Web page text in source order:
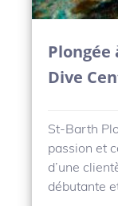
Plongée
Dive
St-Barth
passion et
d’une
débutante